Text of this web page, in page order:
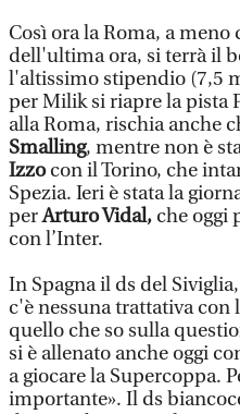
Così ora la Roma, a
dell'ultima ora, si terrà il
l'altissimo stipendio (7,5
per Milik si riapre la pista
alla Roma, rischia anche
Smalling, mentre non è
Izzocon il Torino, che
Spezia. Ieri è stata la
perArturo Vidal, che oggi
con l’Inter.
In Spagna il ds del
c'è nessuna trattativa con
quello che so sulla
si è allenato anche oggi
a giocare la Supercoppa.
importante». Il ds